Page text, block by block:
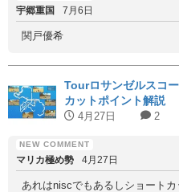
宇郷重国 7月6日
関戸優希
Tourロサンゼルスコ
カットポイント解説
4月27日 2
マリカ極め勢 4月27日
あれはniscでもあるしショート